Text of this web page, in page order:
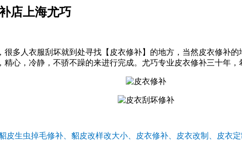
店上海尤巧
多人衣服刮坏就到处寻找【皮衣修补】的地方，当然皮衣修补
心，冷静，不骄不躁的来进行完成。尤巧专业皮衣修补三十年
皮生虫掉毛修补、貂皮改样改大小、皮衣修补、皮衣改制、皮衣